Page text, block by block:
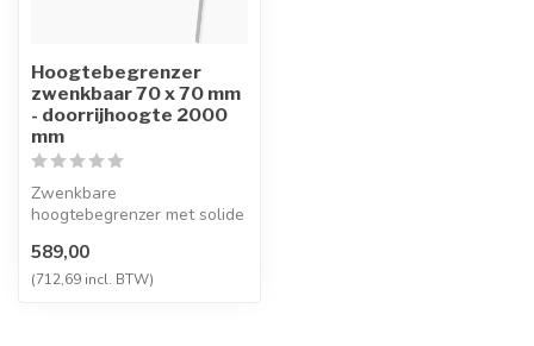
Hoogtebegrenzer
zwenkbaar 70 x 70 mm
- doorrijhoogte 2000
mm
Zwenkbare
hoogtebegrenzer met solide
Maakt het mogelijk om...
589,00
(712,69 incl. BTW)